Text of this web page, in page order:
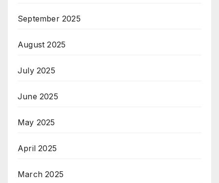
September 2025
August 2025
July 2025
June 2025
May 2025
April 2025
March 2025